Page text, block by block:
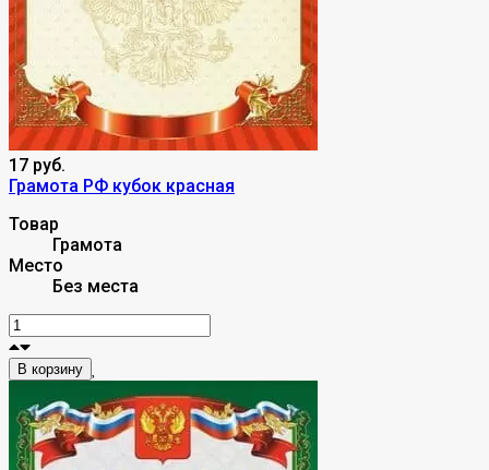
17 руб.
Грамота РФ кубок красная
Товар
Грамота
Место
Без места
В корзину